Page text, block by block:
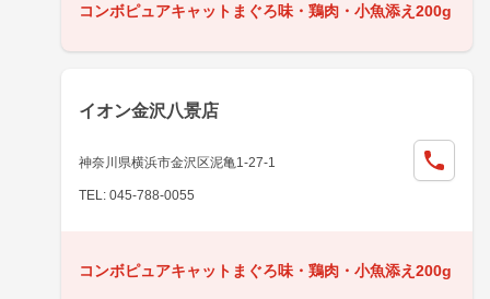
コンボピュアキャットまぐろ味・鶏肉・小魚添え200g
イオン金沢八景店
神奈川県横浜市金沢区泥亀1-27-1
TEL: 045-788-0055
コンボピュアキャットまぐろ味・鶏肉・小魚添え200g